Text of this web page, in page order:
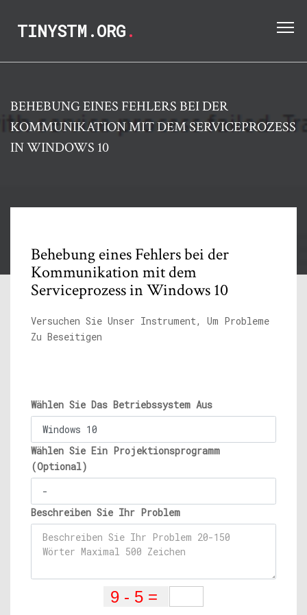
TINYSTM.ORG.
BEHEBUNG EINES FEHLERS BEI DER
KOMMUNIKATION MIT DEM SERVICEPROZESS
IN WINDOWS 10
Behebung eines Fehlers bei der
Kommunikation mit dem
Serviceprozess in Windows 10
Versuchen Sie Unser Instrument, Um Probleme
Zu Beseitigen
Wählen Sie Das Betriebssystem Aus
Wählen Sie Ein Projektionsprogramm
(Optional)
Beschreiben Sie Ihr Problem